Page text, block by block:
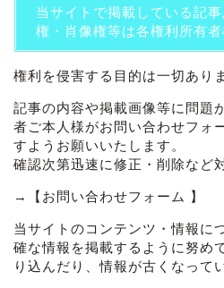
当サイトで掲載している記
権・肖像権等は各権利所有者
権利を侵害する目的は一切あり
記事の内容や掲載画像等に問題
者ご本人様がお問い合わせフォ
すようお願いいたします。
確認次第迅速に修正・削除など
→ 【お問い合わせフォーム 】
当サイトのコンテンツ・情報に
確な情報を掲載するように努め
り込んだり、情報が古くなって